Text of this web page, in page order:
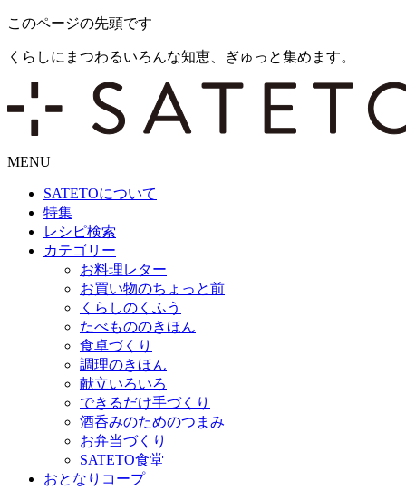
このページの先頭です
くらしにまつわるいろんな知恵、ぎゅっと集めます。
MENU
SATETOについて
特集
レシピ検索
カテゴリー
お料理レター
お買い物のちょっと前
くらしのくふう
たべもののきほん
食卓づくり
調理のきほん
献立いろいろ
できるだけ手づくり
酒呑みのためのつまみ
お弁当づくり
SATETO食堂
おとなりコープ